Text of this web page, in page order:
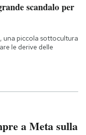
scandalo per
una piccola sottocultura
le derive delle
a Meta sulla